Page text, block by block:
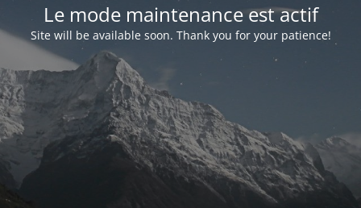
Le mode maintenance est actif
Site will be available soon. Thank you for your patience!